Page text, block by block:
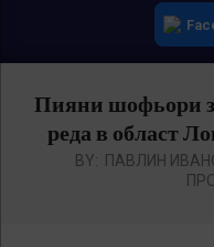
Пияни шофьори
реда в област
BY: ПАВЛИН